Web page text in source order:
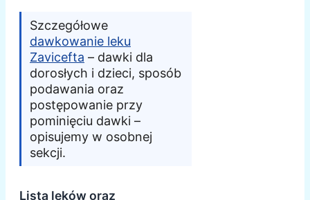
Szczegółowe
dawkowanie leku
Zavicefta – dawki dla
dorosłych i dzieci, sposób
podawania oraz
postępowanie przy
pominięciu dawki –
opisujemy w osobnej
sekcji.
Lista leków oraz